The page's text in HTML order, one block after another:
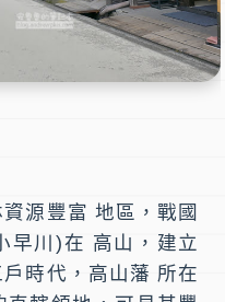
源豐富 地區，戰國
早川)在 高山，建立
時代，高山藩 所在